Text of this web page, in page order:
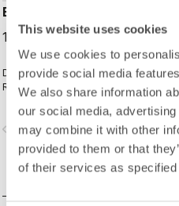
This website uses cookies
We use cookies to
provide social media
We also share information
our social media,
may combine it with other
provided to them or that
of their services as specified
ENTRATA W TIGHT
109,00 CHF
Diese Performance-Tight wurde für
Radfahrer konzipiert, die trägerlosen
hochwertigen Stoffen, einem
weichen Sitzpolster und reduzierten
Nähten hält diese überaus bequeme
Tight Sie auch an den kältesten
Tagen angenehm warm.
navigate_next
VERGLEICHEN